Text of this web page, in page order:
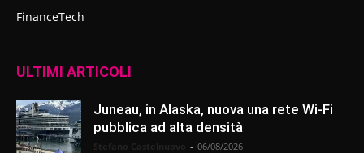
FinanceTech
ULTIMI ARTICOLI
Juneau, in Alaska, nuova una rete Wi-Fi
pubblica ad alta densità
- 06/08/2026